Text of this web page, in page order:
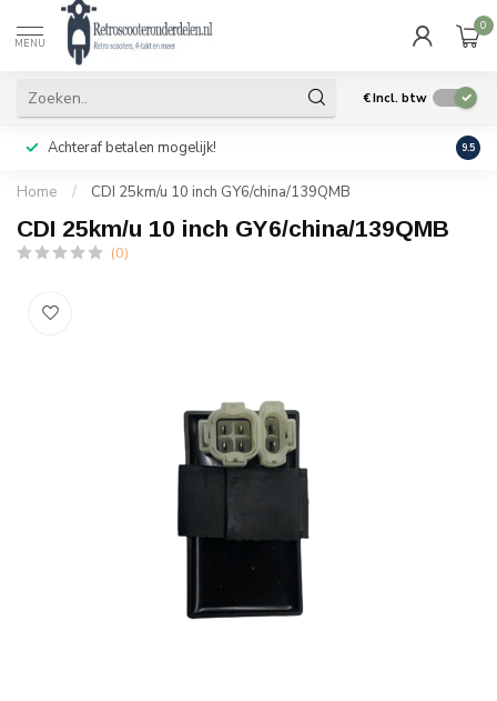
MENU
0
€Incl. btw
Achteraf betalen mogelijk! Geen
9.5
Home / CDI 25km/u 10 inch GY6/china/139QMB
CDI 25km/u 10 inch GY6/china/139QMB
(0)